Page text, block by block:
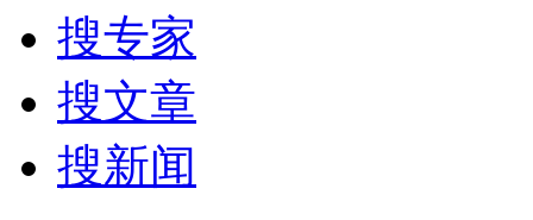
搜专家
搜文章
搜新闻